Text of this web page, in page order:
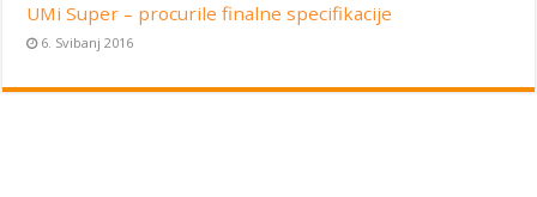
UMi Super – procurile finalne specifikacije
6. Svibanj 2016